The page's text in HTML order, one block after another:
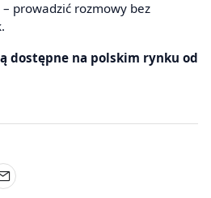
prowadzić rozmowy bez
dostępne na polskim rynku od